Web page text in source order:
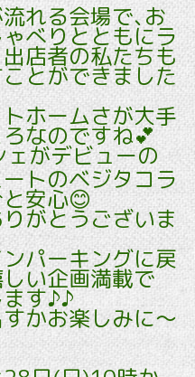
れる会場で､お
べりとともにラ
店者の私たちも
とができました
ホームさが大手
なのですね💕
がデビューの
トのベジタコラ
安心😊
がとうございま
パーキングに戻
い企画満載で
ます♪♪
かお楽しみに～